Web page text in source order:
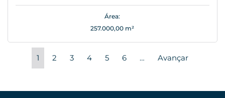
Área:
257.000,00 m²
1 2 3 4 5 6 … Avançar